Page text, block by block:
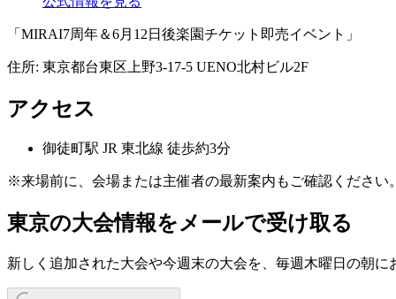
「MIRAI7周年＆6月12日後楽園チケット即売イベント」
住所: 東京都台東区上野3-17-5 UENO北村ビル2F
アクセス
御徒町駅 JR 東北線 徒歩約3分
※来場前に、会場または主催者の最新案内もご確認ください。
東京の大会情報をメールで受け取る
新しく追加された大会や今週末の大会を、 毎週木曜日の朝に